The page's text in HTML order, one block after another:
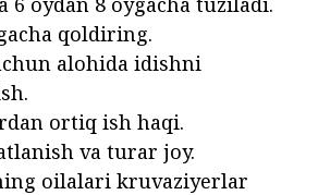
qoldiring.
alohida idishni
ortiq ish haqi.
va turar joy.
oilalari kruvaziyerlar